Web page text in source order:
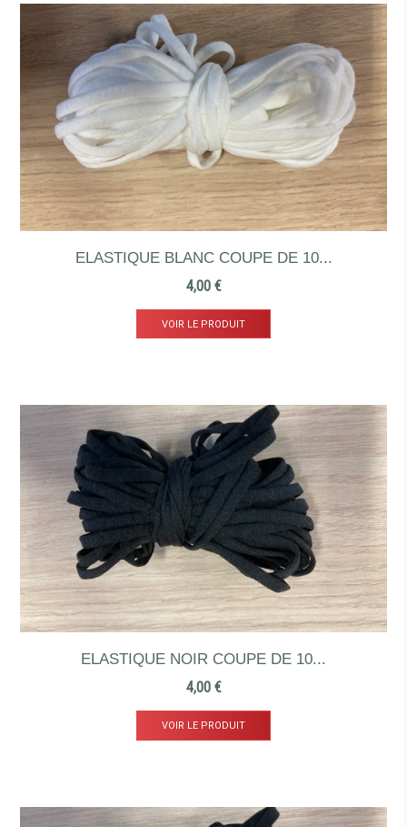
ELASTIQUE BLANC COUPE DE 10...
Prix
4,00 €
VOIR LE PRODUIT
ELASTIQUE NOIR COUPE DE 10...
Prix
4,00 €
VOIR LE PRODUIT